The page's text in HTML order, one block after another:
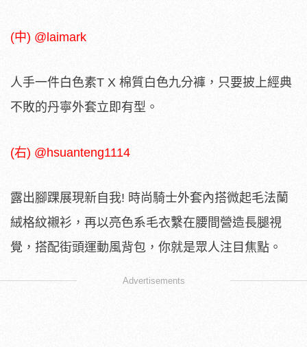
(中) @laimark
人手一件白色素T X 棉質白色九分褲，只要披上經典
不敗的丹寧外套立即有型。
(右) @hsuanteng1114
露出腳踝展現新自我! 時尚騎士外套內搭微起毛法蘭
絨格紋襯衫，再以亮色系毛衣繫在腰間營造長腿視
覺，搭配街頭運動風背包，你就是眾人注目焦點。
Advertisements